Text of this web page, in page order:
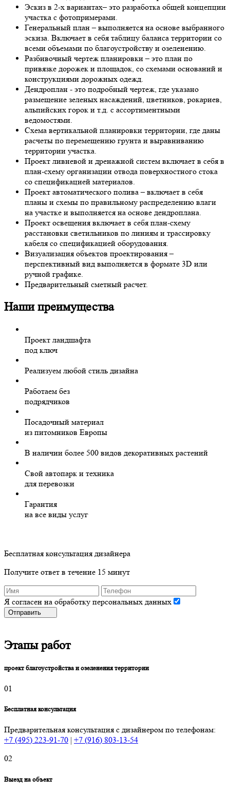
Эскиз в 2-х вариантах– это разработка общей концепции
участка с фотопримерами.
Генеральный план – выполняется на основе выбранного
эскиза. Включает в себя таблицу баланса территории со
всеми объемами по благоустройству и озеленению.
Разбивочный чертеж планировки – это план по
привязке дорожек и площадок, со схемами оснований и
конструкциями дорожных одежд.
Дендроплан - это подробный чертеж, где указано
размещение зеленых насаждений, цветников, рокариев,
альпийских горок и т.д. с ассортиментными
ведомостями.
Схема вертикальной планировки территории, где даны
расчеты по перемещению грунта и выравниванию
территории участка.
Проект ливневой и дренажной систем включает в себя в
план-схему организации отвода поверхностного стока
со спецификацией материалов.
Проект автоматического полива – включает в себя
планы и схемы по правильному распределению влаги
на участке и выполняется на основе дендроплана.
Проект освещения включает в себя план-схему
расстановки светильников по линиям и трассировку
кабеля со спецификацией оборудования.
Визуализация объектов проектирования –
перспективный вид выполняется в формате 3D или
ручной графике.
Предварительный сметный расчет.
Наши преимущества
Проект ландшафта
под ключ
Реализуем любой стиль дизайна
Работаем без
подрядчиков
Посадочный материал
из питомников Европы
В наличии более 500 видов декоративных растений
Свой автопарк и техника
для перевозки
Гарантия
на все виды услуг
Бесплатная консультация дизайнера
Получите ответ в течение 15 минут
Я согласен на обработку персональных данных
Отправить
Этапы работ
проект благоустройства и озеленения территории
01
Бесплатная консультация
Предварительная консультация с дизайнером по телефонам:
+7 (495) 223-91-70 | +7 (916) 803-13-54
02
Выезд на объект